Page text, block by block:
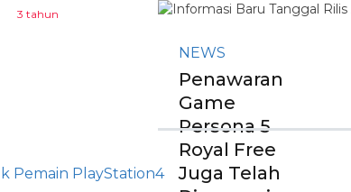
3 tahun
NEWS
Penawaran
Game
Persona 5
Royal Free
Juga Telah